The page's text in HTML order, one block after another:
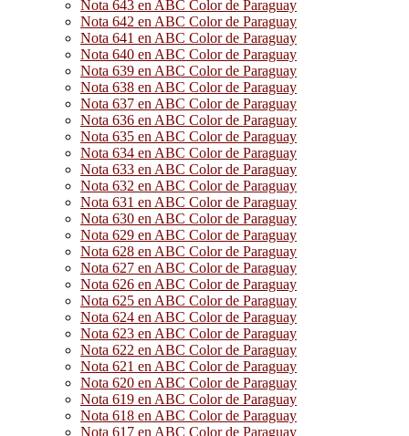
Nota 643 en ABC Color de Paraguay
Nota 642 en ABC Color de Paraguay
Nota 641 en ABC Color de Paraguay
Nota 640 en ABC Color de Paraguay
Nota 639 en ABC Color de Paraguay
Nota 638 en ABC Color de Paraguay
Nota 637 en ABC Color de Paraguay
Nota 636 en ABC Color de Paraguay
Nota 635 en ABC Color de Paraguay
Nota 634 en ABC Color de Paraguay
Nota 633 en ABC Color de Paraguay
Nota 632 en ABC Color de Paraguay
Nota 631 en ABC Color de Paraguay
Nota 630 en ABC Color de Paraguay
Nota 629 en ABC Color de Paraguay
Nota 628 en ABC Color de Paraguay
Nota 627 en ABC Color de Paraguay
Nota 626 en ABC Color de Paraguay
Nota 625 en ABC Color de Paraguay
Nota 624 en ABC Color de Paraguay
Nota 623 en ABC Color de Paraguay
Nota 622 en ABC Color de Paraguay
Nota 621 en ABC Color de Paraguay
Nota 620 en ABC Color de Paraguay
Nota 619 en ABC Color de Paraguay
Nota 618 en ABC Color de Paraguay
Nota 617 en ABC Color de Paraguay